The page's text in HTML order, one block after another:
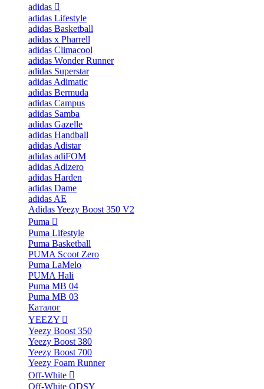
adidas
adidas Lifestyle
adidas Basketball
adidas x Pharrell
adidas Climacool
adidas Wonder Runner
adidas Superstar
adidas Adimatic
adidas Bermuda
adidas Campus
adidas Samba
adidas Gazelle
adidas Handball
adidas Adistar
adidas adiFOM
adidas Adizero
adidas Harden
adidas Dame
adidas AE
Adidas Yeezy Boost 350 V2
Puma
Puma Lifestyle
Puma Basketball
PUMA Scoot Zero
Puma LaMelo
PUMA Hali
Puma MB 04
Puma MB 03
Каталог
YEEZY
Yeezy Boost 350
Yeezy Boost 380
Yeezy Boost 700
Yeezy Foam Runner
Off-White
Off-White ODSY